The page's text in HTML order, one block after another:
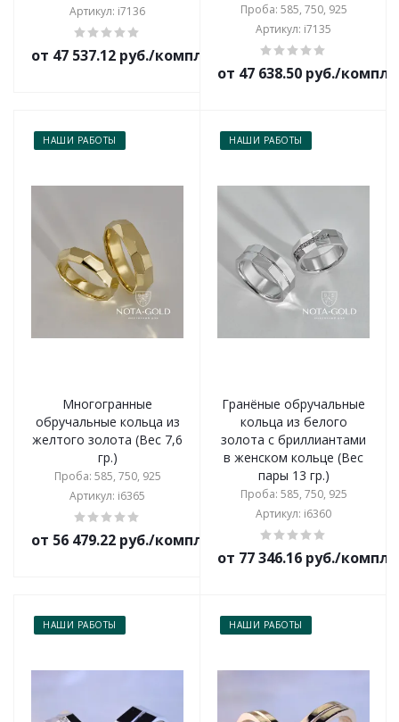
Артикул: i7136
от 47 537.12 руб./комплект
Проба: 585, 750, 925
Артикул: i7135
от 47 638.50 руб./
НАШИ РАБОТЫ
Многогранные
обручальные кольца из
желтого золота (Вес 7,6
гр.)
Проба: 585, 750, 925
Артикул: i6365
от 56 479.22 руб./комплект
НАШИ РАБОТЫ
Гранёные обручальные
кольца из белого
золота с бриллиантами
в женском кольце (Вес
пары 13 гр.)
Проба: 585, 750, 925
Артикул: i6360
от 77 346.16 руб./
НАШИ РАБОТЫ НАШИ РАБОТЫ